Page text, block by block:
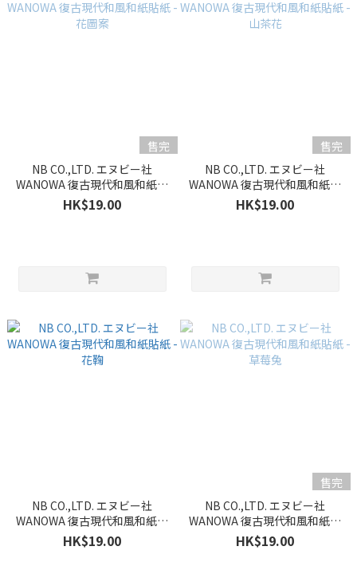
售完
NB CO.,LTD. エヌビー社
WANOWA 復古現代和風和紙貼
紙 - 花圖案
HK$19.00
售完
NB CO.,LTD. エヌビー社
WANOWA 復古現代和風和紙貼
紙 - 山茶花
HK$19.00
NB CO.,LTD. エヌビー社
WANOWA 復古現代和風和紙貼
紙 - 花鞠
HK$19.00
售完
NB CO.,LTD. エヌビー社
WANOWA 復古現代和風和紙貼
紙 - 草莓兔
HK$19.00